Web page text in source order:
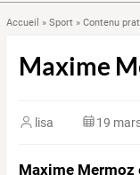
Accueil » Sport » Contenu
Maxime
lisa 19
Maxime Mermoz